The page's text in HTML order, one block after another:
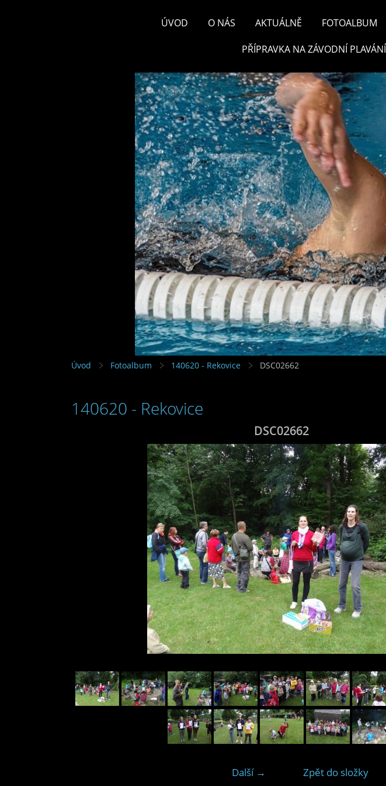
ÚVOD O NÁS AKTUÁLNĚ FOTOALBUM
PŘÍPRAVKA NA ZÁVODNÍ PLAVÁNÍ
Úvod Fotoalbum 140620 - Rekovice DSC02662
140620 - Rekovice
DSC02662
Další → Zpět do složky